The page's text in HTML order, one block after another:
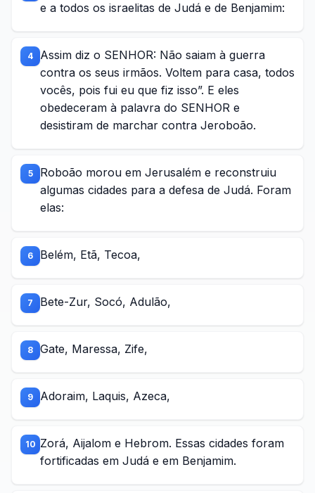
e a todos os israelitas de Judá e de Benjamim:
4
Assim diz o SENHOR: Não saiam à guerra
contra os seus irmãos. Voltem para casa, todos
vocês, pois fui eu que fiz isso”. E eles
obedeceram à palavra do SENHOR e
desistiram de marchar contra Jeroboão.
5
Roboão morou em Jerusalém e reconstruiu
algumas cidades para a defesa de Judá. Foram
elas:
6 Belém, Etã, Tecoa,
7 Bete-Zur, Socó, Adulão,
8 Gate, Maressa, Zife,
9 Adoraim, Laquis, Azeca,
10 Zorá, Aijalom e Hebrom. Essas cidades foram
fortificadas em Judá e em Benjamim.